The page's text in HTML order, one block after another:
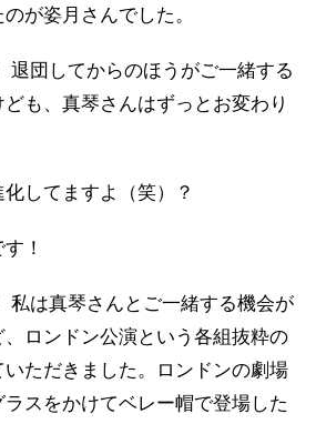
が姿月さんでした。
退団してからのほうがご一緒する
も、真琴さんはずっとお変わり
してますよ（笑）？
！
私は真琴さんとご一緒する機会が
ロンドン公演という各組抜粋の
いただきました。ロンドンの劇場
スをかけてベレー帽で登場した